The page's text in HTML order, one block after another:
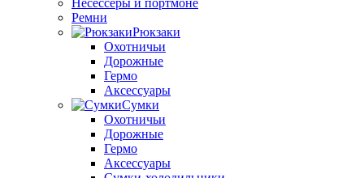
Несессеры и портмоне
Ремни
Рюкзаки
Охотничьи
Дорожные
Гермо
Аксессуары
Сумки
Охотничьи
Дорожные
Гермо
Аксессуары